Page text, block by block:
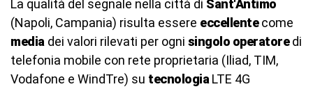
La qualità del segnale nella città di Sant'Antimo
(Napoli, Campania) risulta essere eccellentecome
media dei valori rilevati per ogni singolo operatoredi
telefonia mobile con rete proprietaria (Iliad, TIM,
Vodafone e WindTre) su tecnologia LTE 4G